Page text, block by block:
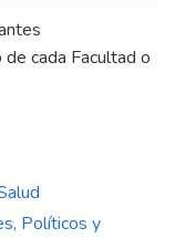
cada Facultad o
Políticos y